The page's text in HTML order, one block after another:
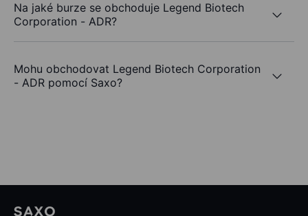
Na jaké burze se obchoduje Legend Biotech
Corporation - ADR?
Mohu obchodovat Legend Biotech Corporation
- ADR pomocí Saxo?